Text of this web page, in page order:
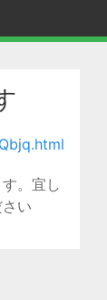
。宜し
い